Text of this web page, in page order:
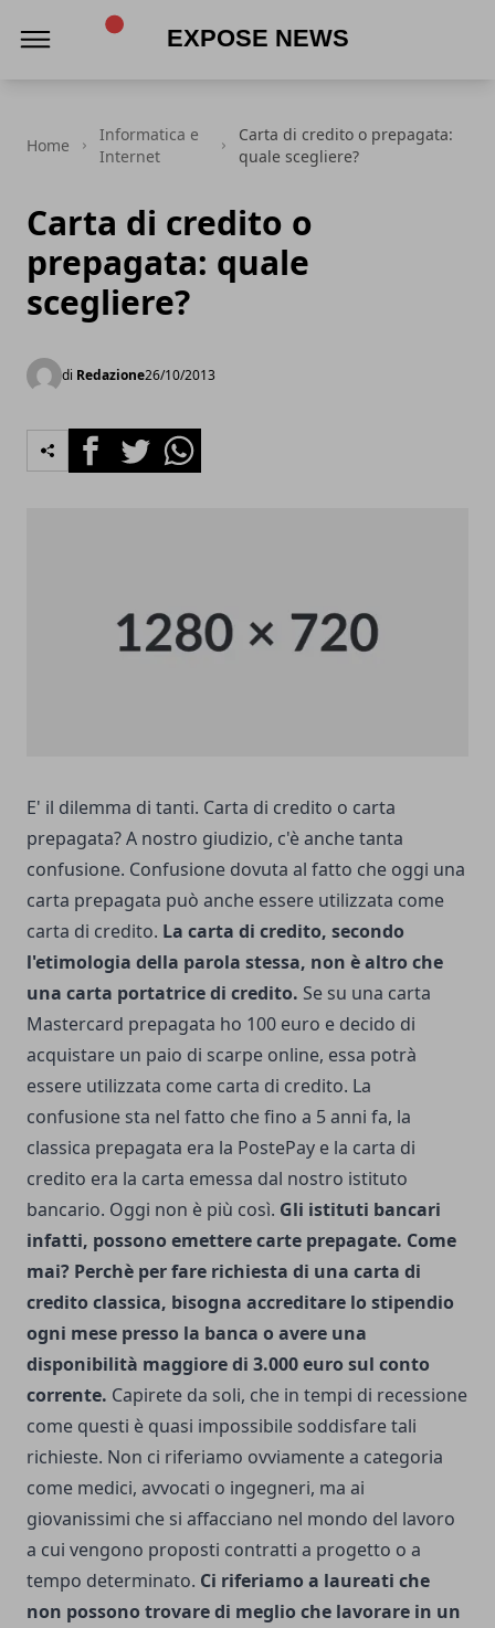
Home
Informatica e
Internet
Carta di credito o prepagata:
quale scegliere?
Carta di credito o
prepagata: quale
scegliere?
di Redazione26/10/2013
FacebookTwitterWhatsapp
E' il dilemma di tanti. Carta di credito o carta
prepagata? A nostro giudizio, c'è anche tanta
confusione. Confusione dovuta al fatto che oggi una
carta prepagata può anche essere utilizzata come
carta di credito. La carta di credito, secondo
l'etimologia della parola stessa, non è altro che
una carta portatrice di credito. Se su una carta
Mastercard prepagata ho 100 euro e decido di
acquistare un paio di scarpe online, essa potrà
essere utilizzata come carta di credito. La
confusione sta nel fatto che fino a 5 anni fa, la
classica prepagata era la PostePay e la carta di
credito era la carta emessa dal nostro istituto
bancario. Oggi non è più così. Gli istituti bancari
infatti, possono emettere carte prepagate. Come
mai? Perchè per fare richiesta di una carta di
credito classica, bisogna accreditare lo stipendio
ogni mese presso la banca o avere una
disponibilità maggiore di 3.000 euro sul conto
corrente. Capirete da soli, che in tempi di recessione
come questi è quasi impossibile soddisfare tali
richieste. Non ci riferiamo ovviamente a categoria
come medici, avvocati o ingegneri, ma ai
giovanissimi che si affacciano nel mondo del lavoro
a cui vengono proposti contratti a progetto o a
tempo determinato. Ci riferiamo a laureati che
non possono trovare di meglio che lavorare in un